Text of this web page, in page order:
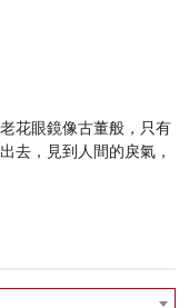
花眼鏡像古董般，只有
去，見到人間的戾氣，